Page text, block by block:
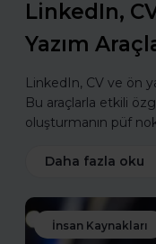
LinkedIn,
Yazım
LinkedIn, CV ve ön
Bu araçlarla etkili
oluşturmanın püf
Daha fazla oku
İnsan Kaynakları